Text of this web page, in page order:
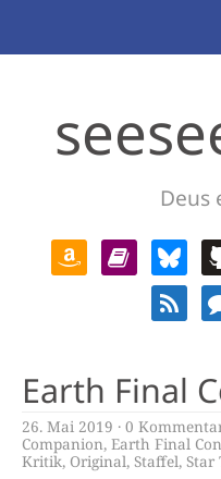
Deus
Earth Final
26. Mai 2019 0
Companion, Earth Final
Kritik, Original, Staffel, Star